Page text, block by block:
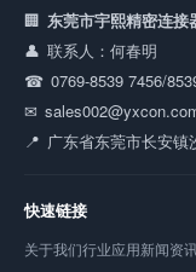
东莞市宇熙精密连接
联系人：何春明
0769-8539 7456/
广东省东莞市长安
快速链接
关于我们行业应用新闻资